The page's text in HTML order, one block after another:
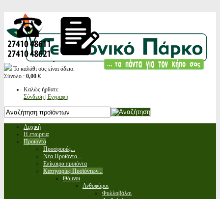
Το καλάθι σας είναι άδειο.
Σύνολο : 0,00 €
Καλώς ήρθατε
Σύνδεση | Εγγραφή
Αρχική
Η εταιρεία
Προϊόντα
Προσφορές...
Νέα Προϊόντα...
Επίκαιρα προϊόντα
Κατηγορίες Προϊόντων...
Θάμνοι
Ανθοφόροι
Φυλλοβόλοι